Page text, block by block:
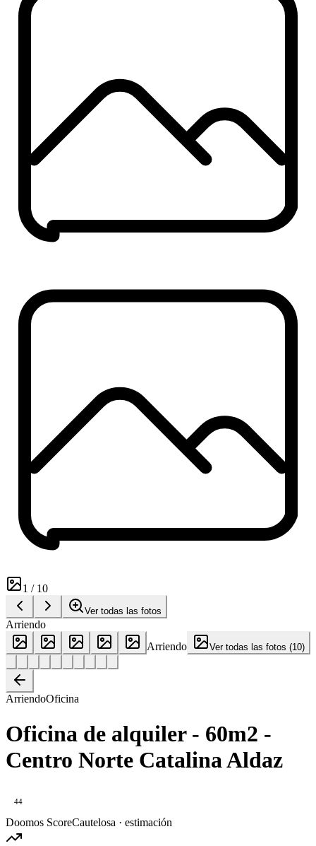
1 / 10
Ver todas las fotos
Arriendo
Arriendo
Ver todas las fotos (10)
ArriendoOficina
Oficina de alquiler - 60m2 -
Centro Norte Catalina Aldaz
44
Doomos ScoreCautelosa · estimación